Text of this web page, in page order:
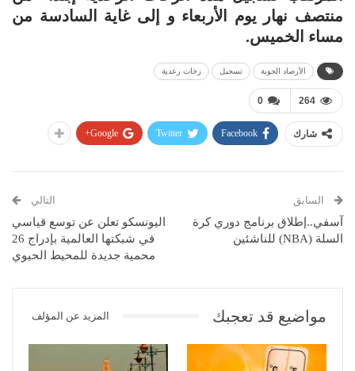
منتصف نهار يوم الأربعاء و إلى غاية السادسة من
مساء الخميس.
الأرصاد الجوية تسجيل زخات رعدية
0 264
شارك Facebook
Twitter
Google+
السابق
آسفي..إطلاق برنامج دوري كرة
السلة (NBA) للناشئين
التالي
اليونسكو تعلن عن توسع قياسي
في شبكتها العالمية بإدراج 26
محمية جديدة للمحيط الحيوي
مواضيع قد تعجبك المزيد عن المؤلف